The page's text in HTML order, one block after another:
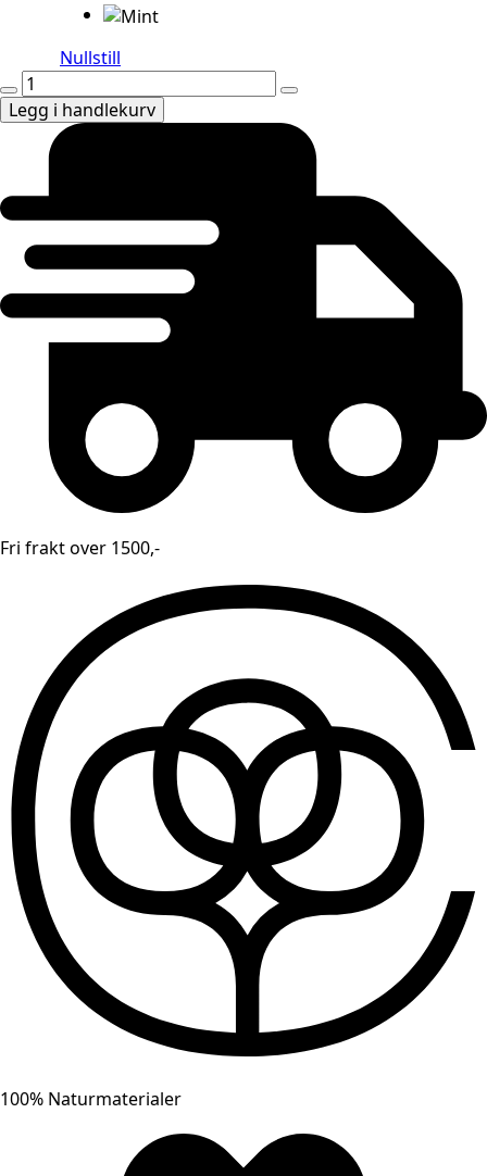
Nullstill
Abay,
håndhåndkle
antall
Legg i handlekurv
Fri frakt over 1500,-
100% Naturmaterialer